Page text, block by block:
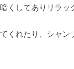
くしてありリラッ
くれたり、シャ